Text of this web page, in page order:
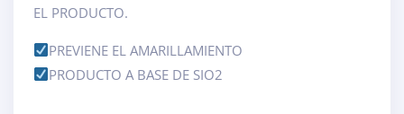
EL PRODUCTO.
PREVIENE EL AMARILLAMIENTO
PRODUCTO A BASE DE SIO2